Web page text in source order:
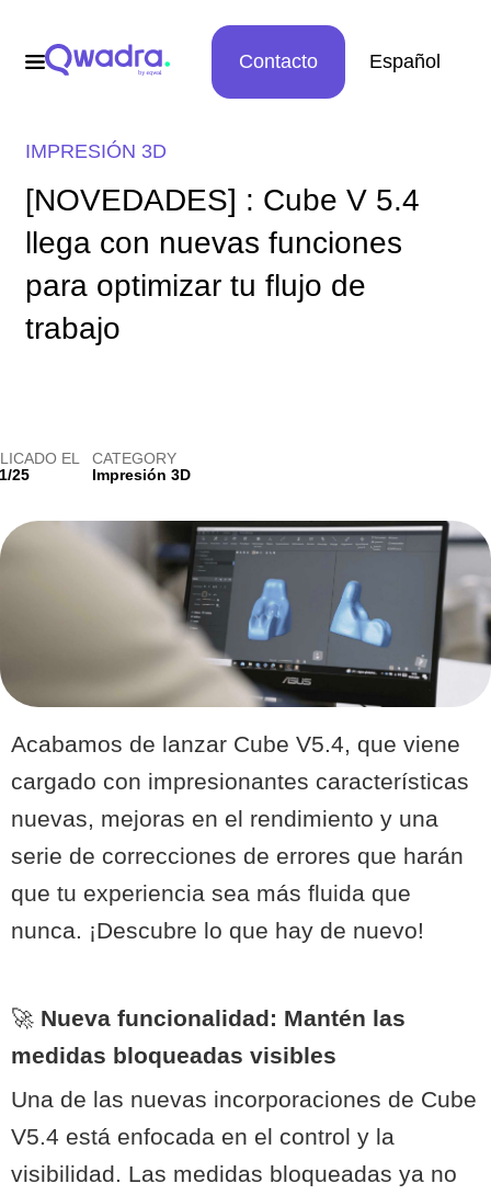
Contacto Español
IMPRESIÓN 3D
[NOVEDADES] : Cube V 5.4
llega con nuevas funciones
para optimizar tu flujo de
trabajo
EL
25
CATEGORY
Impresión 3D
Acabamos de lanzar Cube V5.4, que viene
cargado con impresionantes características
nuevas, mejoras en el rendimiento y una
serie de correcciones de errores que harán
que tu experiencia sea más fluida que
nunca. ¡Descubre lo que hay de nuevo!
🚀 Nueva funcionalidad: Mantén las
medidas bloqueadas visibles
Una de las nuevas incorporaciones de Cube
V5.4 está enfocada en el control y la
visibilidad. Las medidas bloqueadas ya no